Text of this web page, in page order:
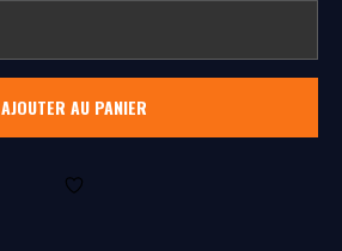
AJOUTER AU PANIER